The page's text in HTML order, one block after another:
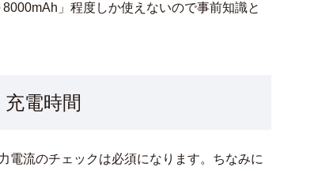
」程度しか使えないので事前知識と
電時間
電流のチェックは必須になります。ちなみに